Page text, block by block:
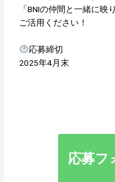
「BNIの仲間と一緒に
ご活用ください！
応募締切
2025年4月末
応募フ